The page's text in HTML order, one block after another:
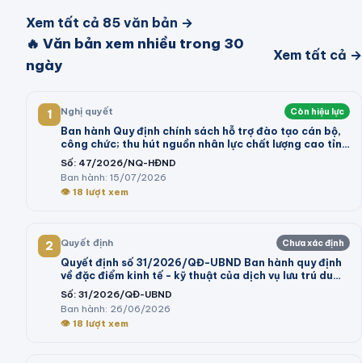
Xem tất cả 85 văn bản →
🔥 Văn bản xem nhiều trong 30
ngày
Xem tất cả →
1 Nghị quyết Còn hiệu lực
Ban hành Quy định chính sách hỗ trợ đào tạo cán bộ,
công chức; thu hút nguồn nhân lực chất lượng cao tỉnh
Vĩnh Long giai đoạn 2026 - 2030
Số: 47/2026/NQ-HĐND
Ban hành: 15/07/2026
👁 18 lượt xem
2 Quyết định Chưa xác định
Quyết định số 31/2026/QĐ-UBND Ban hành quy định
về đặc điểm kinh tế - kỹ thuật của dịch vụ lưu trú du
lịch; dịch vụ tham quan tại khu du lịch thực hiện kê
khai giá trên địa bàn tỉnh Lâm Đồng
Số: 31/2026/QĐ-UBND
Ban hành: 26/06/2026
👁 18 lượt xem